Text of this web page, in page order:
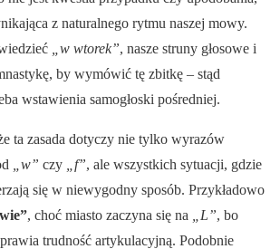
z naturalnego rytmu naszej mowy.
„w wtorek”, nasze struny głosowe i
by wymówić tę zbitkę – stąd
wstawienia samogłoski pośredniej.
ta zasada dotyczy nie tylko wyrazów
„w” czy „f”, ale wszystkich sytuacji, gdzie
się w niewygodny sposób. Przykładowo
, choć miasto zaczyna się na „L”, bo
trudność artykulacyjną. Podobnie